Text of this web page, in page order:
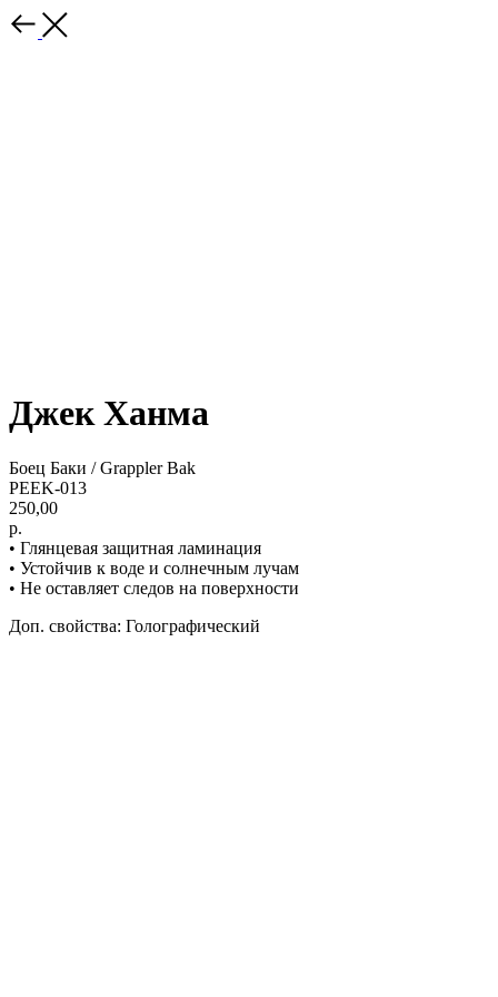
Джек Ханма
Боец Баки / Grappler Bak
PEEK-013
250,00
р.
• Глянцевая защитная ламинация
• Устойчив к воде и солнечным лучам
• Не оставляет следов на поверхности
Доп. свойства: Голографический